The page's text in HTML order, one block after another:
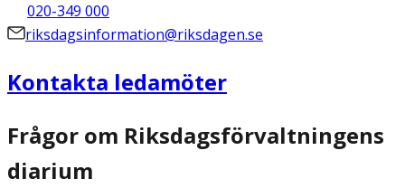
020-349 000
riksdagsinformation@riksdagen.se
Kontakta ledamöter
Frågor om Riksdagsförvaltningens
diarium